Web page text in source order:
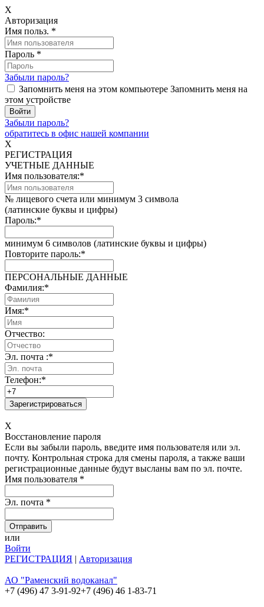
X
Авторизация
Имя польз. *
Пароль *
Забыли пароль?
Запомнить меня на этом компьютере Запомнить меня на
этом устройстве
Забыли пароль?
обратитесь в офис нашей компании
X
РЕГИСТРАЦИЯ
УЧЕТНЫЕ ДАННЫЕ
Имя пользователя:*
№ лицевого счета или минимум 3 символа
(латинские буквы и цифры)
Пароль:*
минимум 6 символов (латинские буквы и цифры)
Повторите пароль:*
ПЕРСОНАЛЬНЫЕ ДАННЫЕ
Фамилия:*
Имя:*
Отчество:
Эл. почта :*
Телефон:*
X
Восстановление пароля
Если вы забыли пароль, введите имя пользователя или эл.
почту. Контрольная строка для смены пароля, а также ваши
регистрационные данные будут высланы вам по эл. почте.
Имя пользователя *
Эл. почта *
или
Войти
РЕГИСТРАЦИЯ | Авторизация
АО "Раменский водоканал"
+7 (496) 47 3-91-92+7 (496) 46 1-83-71